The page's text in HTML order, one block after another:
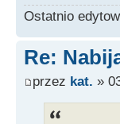
Ostatnio
Re:
przez kat. »